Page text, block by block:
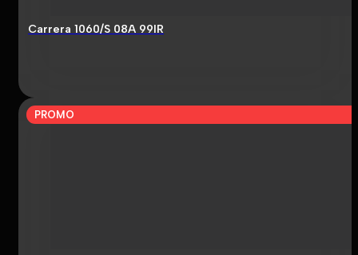
Carrera 1060/S 08A 99IR
PROMO